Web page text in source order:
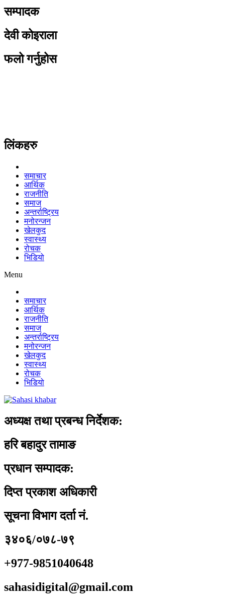
सम्पादक
देवी कोइराला
फलो गर्नुहोस
लिंकहरु
समाचार
आर्थिक
राजनीति
समाज
अन्तर्राष्ट्रिय
मनोरन्जन
खेलकुद
स्वास्थ्य
रोचक
भिडियो
Menu
समाचार
आर्थिक
राजनीति
समाज
अन्तर्राष्ट्रिय
मनोरन्जन
खेलकुद
स्वास्थ्य
रोचक
भिडियो
अध्यक्ष तथा प्रबन्ध निर्देशक:
हरि बहादुर तामाङ
प्रधान सम्पादक:
दिप्त प्रकाश अधिकारी
सूचना विभाग दर्ता नं.
३४०६/०७८-७९
+977-9851040648
sahasidigital@gmail.com